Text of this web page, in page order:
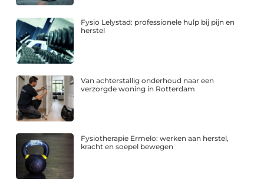
Fysio Lelystad: professionele hulp bij pijn en
herstel
Van achterstallig onderhoud naar een
verzorgde woning in Rotterdam
Fysiotherapie Ermelo: werken aan herstel,
kracht en soepel bewegen